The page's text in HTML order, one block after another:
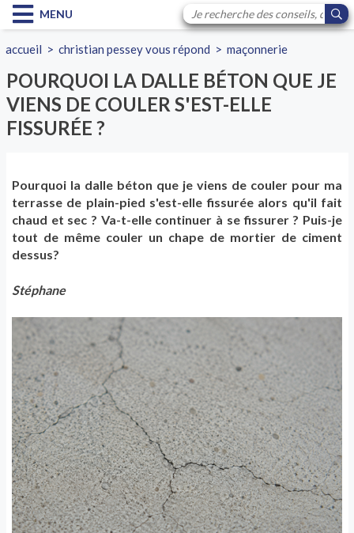
MENU
accueil >christian pessey vous répond >maçonnerie
POURQUOI LA DALLE BÉTON QUE JE
VIENS DE COULER S'EST-ELLE
FISSURÉE ?
Pourquoi la dalle béton que je viens de couler pour ma
terrasse de plain-pied s'est-elle fissurée alors qu'il fait
chaud et sec ? Va-t-elle continuer à se fissurer ? Puis-je
tout de même couler un chape de mortier de ciment
dessus?
Stéphane